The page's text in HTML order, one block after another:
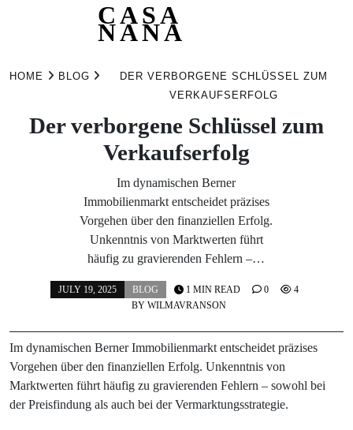
CASA
NANA
HOME BLOG
DER VERBORGENE SCHLÜSSEL ZUM
VERKAUFSERFOLG
Der verborgene Schlüssel zum
Verkaufserfolg
Im dynamischen Berner
Immobilienmarkt entscheidet präzises
Vorgehen über den finanziellen Erfolg.
Unkenntnis von Marktwerten führt
häufig zu gravierenden Fehlern –…
JULY 19, 2025
BLOG
BY WILMAVRANSON
1 MIN READ 0 4
Im dynamischen Berner Immobilienmarkt entscheidet präzises
Vorgehen über den finanziellen Erfolg. Unkenntnis von
Marktwerten führt häufig zu gravierenden Fehlern – sowohl bei
der Preisfindung als auch bei der Vermarktungsstrategie.